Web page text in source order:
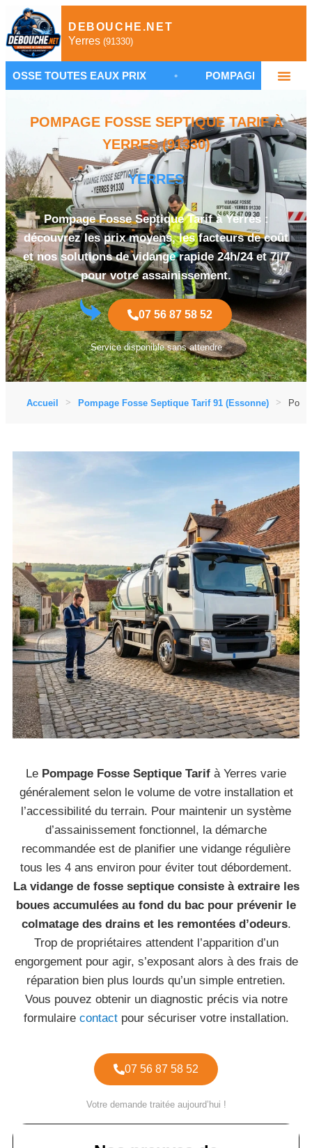
DEBOUCHE.NET
Yerres (91330)
EAUX PRIX • POMPAGE FOSSE SEPTIQUE
POMPAGE FOSSE SEPTIQUE TARIF À
YERRES (91330)
YERRES
Pompage Fosse Septique Tarif à Yerres :
découvrez les prix moyens, les facteurs de coût
et nos solutions de vidange rapide 24h/24 et 7j/7
pour votre assainissement.
07 56 87 58 52
Service disponible sans attendre
Accueil Pompage Fosse Septique Tarif 91 (Essonne)
Le Pompage Fosse Septique Tarif à Yerres varie
généralement selon le volume de votre installation et
l’accessibilité du terrain. Pour maintenir un système
d’assainissement fonctionnel, la démarche
recommandée est de planifier une vidange régulière
tous les 4 ans environ pour éviter tout débordement.
La vidange de fosse septique consiste à extraire les
boues accumulées au fond du bac pour prévenir le
colmatage des drains et les remontées d’odeurs.
Trop de propriétaires attendent l’apparition d’un
engorgement pour agir, s’exposant alors à des frais de
réparation bien plus lourds qu’un simple entretien.
Vous pouvez obtenir un diagnostic précis via notre
formulaire contactpour sécuriser votre installation.
07 56 87 58 52
Votre demande traitée aujourd’hui !